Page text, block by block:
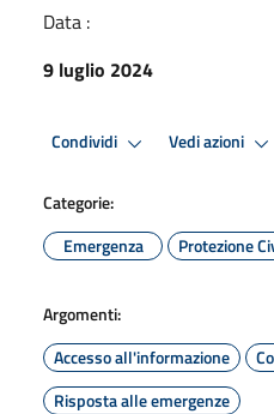
Data :
9 luglio 2024
Condividi Vedi azioni
Categorie:
Emergenza
Protezione
Argomenti:
Accesso all'informazione
Risposta alle emergenze